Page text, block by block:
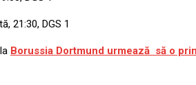
21:30, DGS 1
Borussia Dortmund urmează să o